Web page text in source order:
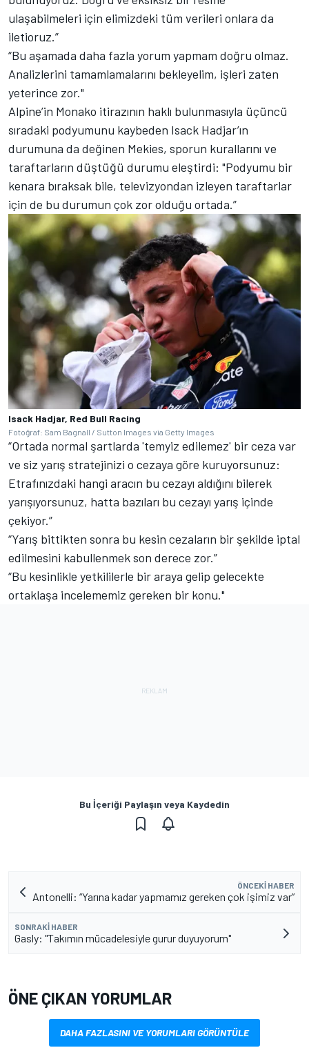
ulaşabilmeleri için elimizdeki tüm verileri onlara da
iletioruz.”
“Bu aşamada daha fazla yorum yapmam doğru olmaz.
Analizlerini tamamlamalarını bekleyelim, işleri zaten
yeterince zor."
Alpine’in Monako itirazının haklı bulunmasıyla üçüncü
sıradaki podyumunu kaybeden Isack Hadjar’ın
durumuna da değinen Mekies, sporun kurallarını ve
taraftarların düştüğü durumu eleştirdi: "Podyumu bir
kenara bıraksak bile, televizyondan izleyen taraftarlar
için de bu durumun çok zor olduğu ortada.”
Isack Hadjar, Red Bull Racing
Fotoğraf: Sam Bagnall / Sutton Images via Getty Images
“Ortada normal şartlarda 'temyiz edilemez' bir ceza var
ve siz yarış stratejinizi o cezaya göre kuruyorsunuz:
Etrafınızdaki hangi aracın bu cezayı aldığını bilerek
yarışıyorsunuz, hatta bazıları bu cezayı yarış içinde
çekiyor.”
“Yarış bittikten sonra bu kesin cezaların bir şekilde iptal
edilmesini kabullenmek son derece zor.”
“Bu kesinlikle yetkililerle bir araya gelip gelecekte
ortaklaşa incelememiz gereken bir konu."
Bu İçeriği Paylaşın veya Kaydedin
ÖNCEKI HABER
Antonelli: “Yarına kadar yapmamız gereken çok işimiz var”
SONRAKI HABER
Gasly: "Takımın mücadelesiyle gurur duyuyorum"
ÖNE ÇIKAN YORUMLAR
DAHA FAZLASINI VE YORUMLARI GÖRÜNTÜLE